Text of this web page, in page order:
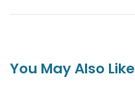
You May Also Like